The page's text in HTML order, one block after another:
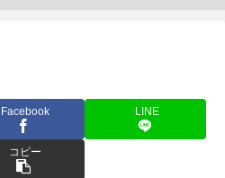
Facebook LINE
コピー